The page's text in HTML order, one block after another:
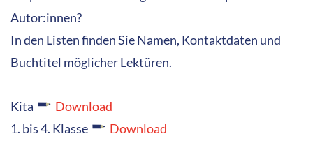
Autor:innen?
In den Listen finden Sie Namen, Kontaktdaten und
Buchtitel möglicher Lektüren.
Kita
Download
1. bis 4. Klasse
Download